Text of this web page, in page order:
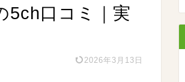
5ch口コミ｜実
2026年3月13日